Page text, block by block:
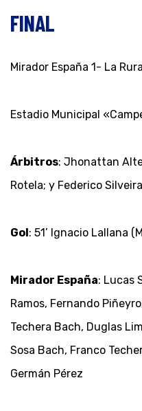
FINAL
Mirador España 1- La
Estadio Municipal
Árbitros: Jhonattan
Rotela; y Federico
Gol: 51’ Ignacio Lallana
Mirador España: Lucas
Ramos, Fernando
Techera Bach, Duglas
Sosa Bach, Franco
Germán Pérez